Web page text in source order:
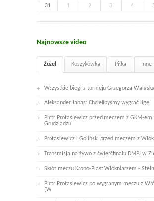
31
1 2 3 4 5
Najnowsze video
Żużel Koszykówka Piłka Inne
Wszystkie biegi z turnieju Grzegorza
Aleksander Janas: Chcielibyśmy wygrać ligę
Piotr Protasiewicz przed meczem z GKM-em
Grudziądzu
Protasiewicz i Goliński przed meczem z
Transmisja na żywo z ćwierćfinału DMPJ w
Skrót meczu Krono-Plast Włókniarzem -
Piotr Protasiewicz po wygranym meczu z
(W